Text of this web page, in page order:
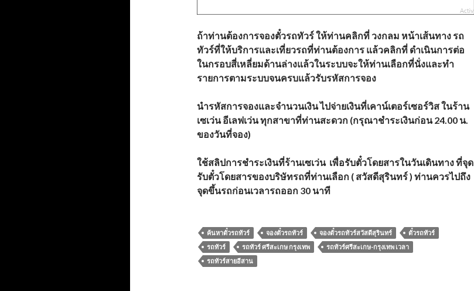
ถ้าท่านต้องการจองตั๋วรถทัวร์ให้ท่านคลิกที่ วงกลม หน้าเส้นทาง รถ
ทัวร์ที่ให้บริการและเที่ยวรถที่ท่านต้องการ แล้วคลิกที่ ดำเนินการต่อ
ในกรอบสี่เหลี่ยมด้านล่างแล้วในระบบจะให้ท่านเลือกที่นั่งและทำ
รายการตามระบบจนครบแล้วรับรหัสการจอง
นำรหัสการจองและจำนวนเงินไปจ่ายเงินที่เคาน์เตอร์เซอร์วิส ในร้าน
เซเว่น อีเลฟเว่น ทุกสาขาที่ท่านสะดวก (กรุณาชำระเงินก่อน 24.00 น.
ของวันที่จอง)
ใช้สลิปการชำระเงินที่ร้านเซเว่นเพื่อรับตั๋วโดยสารในวันเดินทาง ที่จุด
รับตั๋วโดยสารของบริษัทรถที่ท่านเลือก ( สวัสดีสุรินทร์ ) ท่านควรไปถึง
จุดขึ้นรถก่อนเวลารถออก 30 นาที
ค้นหาตั๋วรถทัวร์ จองตั๋วรถทัวร์ จองตั๋วรถทัวร์สวัสดีสุรินทร์
ตั๋วรถทัวร์
รถทัวร์
รถทัวร์ ศรีสะเกษ กรุงเทพ
รถทัวร์ศรีสะเกษ-กรุงเทพ เวลา
รถทัวร์สายอีสาน